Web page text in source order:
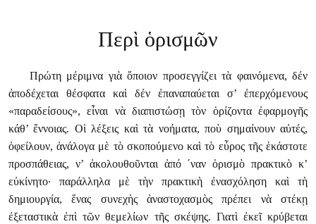
Περὶ ὁρισμῶν
Πρώτη μέριμνα γιὰ ὅποιον προσεγγίζει τὰ φαινόμενα, δέν
ἀποδέχεται θέσφατα καὶ δέν ἐπαναπαύεται σ’ ἐπερχόμενους
«παραδείσους», εἶναι νὰ διαπιστώσῃ τὸν ὁρίζοντα ἐφαρμογῆς
κάθ’ ἔννοιας. Οἱ λέξεις καὶ τὰ νοήματα, ποὺ σημαίνουν αὐτές,
ὀφείλουν, ἀνάλογα μὲ τὸ σκοπούμενο καὶ τὸ εὖρος τῆς ἑκάστοτε
προσπάθειας, ν’ ἀκολουθοῦνται ἀπό ΄ναν ὁρισμὸ πρακτικὸ κ’
εὐκίνητο· παράλληλα μὲ τὴν πρακτικὴ ἐνασχόληση καὶ τὴ
δημιουργία, ἕνας συνεχὴς ἀναστοχασμὸς πρέπει νὰ στέκῃ
ἐξεταστικὰ ἐπὶ τῶν θεμελίων τῆς σκέψης. Γιατὶ ἐκεῖ κρύβεται